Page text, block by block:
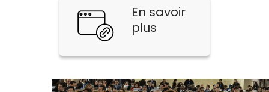
En savoir
plus